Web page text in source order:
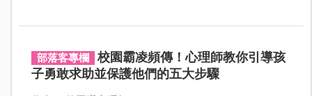
部落客專欄
校園霸凌頻傳！心理師教你引導孩
子勇敢求助並保護他們的五大步驟